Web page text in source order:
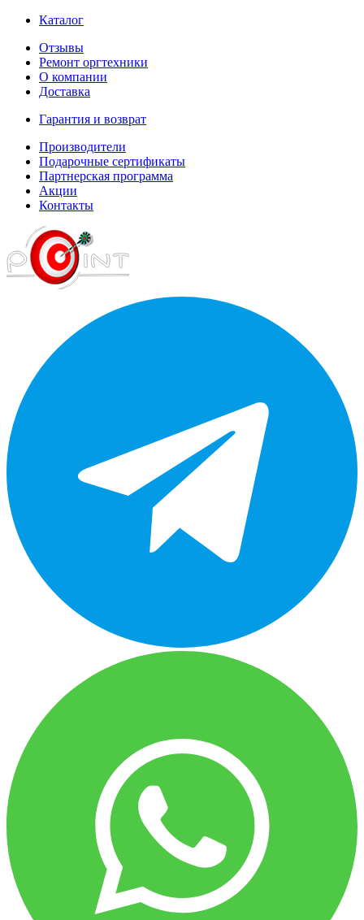
Каталог
Отзывы
Ремонт оргтехники
О компании
Доставка
Гарантия и возврат
Производители
Подарочные сертификаты
Партнерская программа
Акции
Контакты